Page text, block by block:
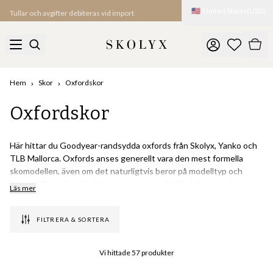
Tullar och avgifter debiteras vid import 🇺🇸
Hem Skor Oxfordskor
Oxfordskor
Här hittar du Goodyear-randsydda oxfords från Skolyx, Yanko och
TLB Mallorca. Oxfords anses generellt vara den mest formella
skomodellen, även om det naturligtvis beror på modelltyp och
läderval. En oxfordsko kännetecknas av så kallad sluten snörning,
broguemönster (perforeringar i lädret) och med lädersula eller
Läs mer
FILTRERA & SORTERA
Vi hittade57produkter